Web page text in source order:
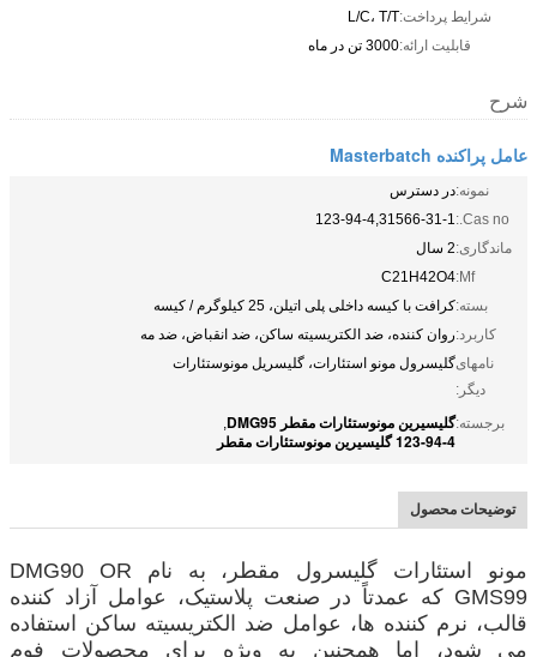
شرایط پرداخت:L/C، T/T
قابلیت ارائه:3000 تن در ماه
شرح
عامل پراکنده Masterbatch
نمونه:در دسترس
Cas no.:
123-94-4,31566-31-1
ماندگاری:2 سال
Mf:
C21H42O4
بسته:کرافت با کیسه داخلی پلی اتیلن، 25 کیلوگرم / کیسه
کاربرد:روان کننده، ضد الکتریسیته ساکن، ضد انقباض، ضد مه
نامهای
دیگر:
گلیسرول مونو استئارات، گلیسریل مونوستئارات
برجسته:گلیسیرین مونوستئارات مقطر DMG95 ,
123-94-4 گلیسیرین مونوستئارات مقطر
توضیحات محصول
مونو استئارات گلیسرول مقطر، به نام DMG90 OR
GMS99 که عمدتاً در صنعت پلاستیک، عوامل آزاد کننده
قالب، نرم کننده ها، عوامل ضد الکتریسیته ساکن استفاده
می شود، اما همچنین به ویژه برای محصولات فوم